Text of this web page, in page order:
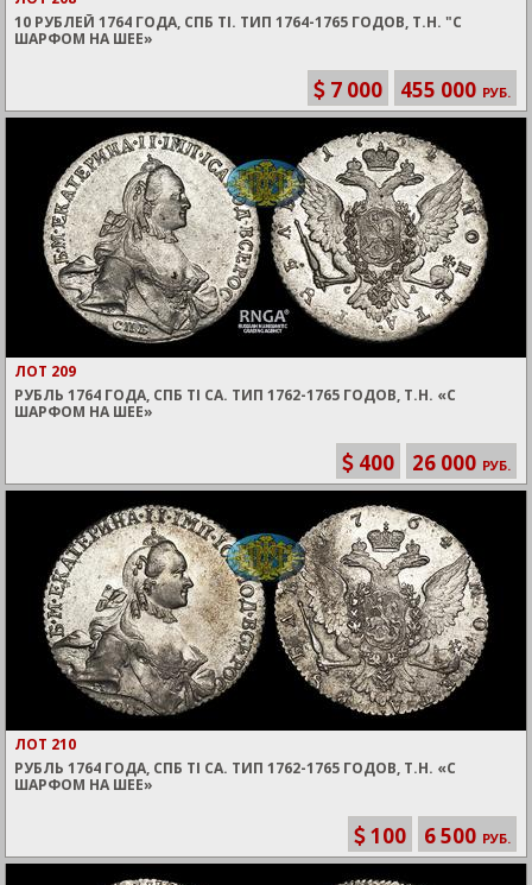
10 РУБЛЕЙ 1764 ГОДА, СПБ TI. ТИП 1764-1765 ГОДОВ, Т.Н. "С
ШАРФОМ НА ШЕЕ»
7 000 455 000 РУБ.
ЛОТ 209
РУБЛЬ 1764 ГОДА, СПБ TI СА. ТИП 1762-1765 ГОДОВ, Т.Н. «С
ШАРФОМ НА ШЕЕ»
400 26 000 РУБ.
ЛОТ 210
РУБЛЬ 1764 ГОДА, СПБ TI СА. ТИП 1762-1765 ГОДОВ, Т.Н. «С
ШАРФОМ НА ШЕЕ»
100 6 500 РУБ.